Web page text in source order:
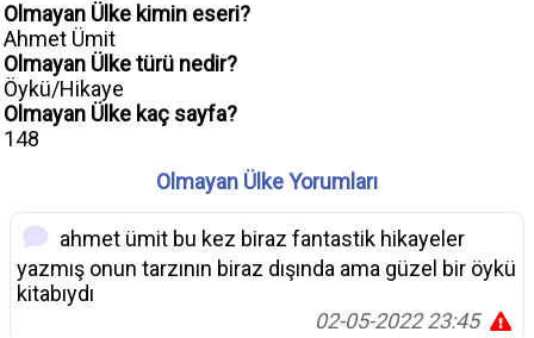
Olmayan Ülke kimin eseri?
Ahmet Ümit
Olmayan Ülke türü nedir?
Öykü/Hikaye
Olmayan Ülke kaç sayfa?
148
Olmayan Ülke Yorumları
ahmet ümit bu kez biraz fantastik hikayeler
yazmış onun tarzının biraz dışında ama güzel bir öykü
kitabıydı
02-05-2022 23:45